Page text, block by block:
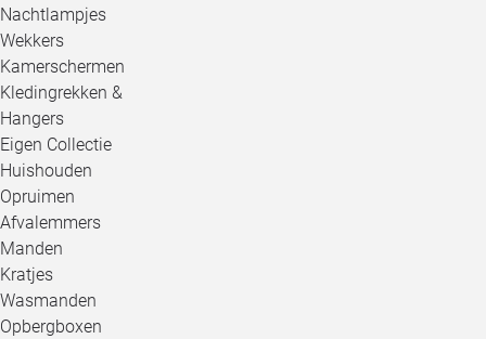
Nachtlampjes
Wekkers
Kamerschermen
Kledingrekken &
Hangers
Eigen Collectie
Huishouden
Opruimen
Afvalemmers
Manden
Kratjes
Wasmanden
Opbergboxen